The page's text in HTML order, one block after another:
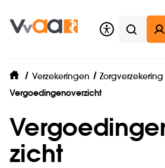
home
Verzekeringen
Zorgverzekering
Vergoedingenoverzicht
zicht